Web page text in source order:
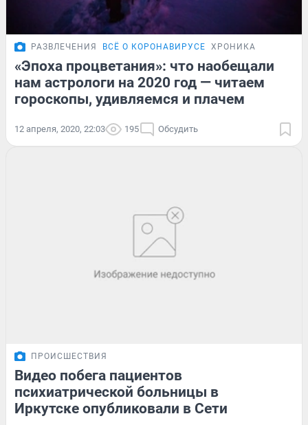
РАЗВЛЕЧЕНИЯ ВСЁ О КОРОНАВИРУСЕ ХРОНИКА
«Эпоха процветания»: что наобещали
нам астрологи на 2020 год — читаем
гороскопы, удивляемся и плачем
12 апреля, 2020, 22:03 195 Обсудить
ПРОИСШЕСТВИЯ
Видео побега пациентов
психиатрической больницы в
Иркутске опубликовали в Сети